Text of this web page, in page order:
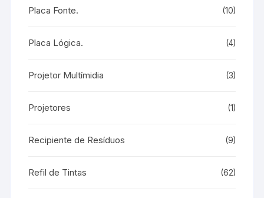
Placa Fonte. (10)
Placa Lógica. (4)
Projetor Multímidia (3)
Projetores (1)
Recipiente de Resíduos (9)
Refil de Tintas (62)